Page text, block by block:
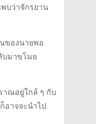
บว่าจักรยาน
ของนายพอ
บมาขโมย
าณอยู่ใกล้ ๆ กับ
อาจจะนำไป